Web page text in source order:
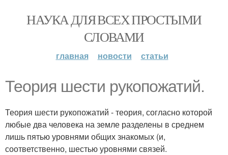
НАУКА ДЛЯ ВСЕХ ПРОСТЫМИ
СЛОВАМИ
главная новости статьи
Теория шести рукопожатий.
Теория шести рукопожатий - теория, согласно которой
любые два человека на земле разделены в среднем
лишь пятью уровнями общих знакомых (и,
соответственно, шестью уровнями связей.